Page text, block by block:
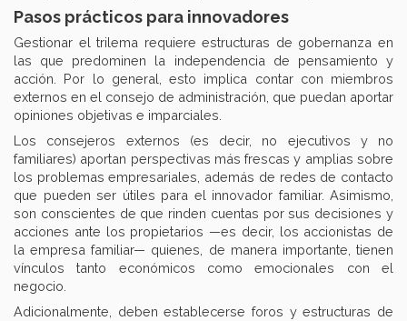
Pasos prácticos para innovadores
Gestionar el trilema requiere estructuras de gobernanza en
las que predominen la independencia de pensamiento y
acción. Por lo general, esto implica contar con miembros
externos en el consejo de administración, que puedan aportar
opiniones objetivas e imparciales.
Los consejeros externos (es decir, no ejecutivos y no
familiares) aportan perspectivas más frescas y amplias sobre
los problemas empresariales, además de redes de contacto
que pueden ser útiles para el innovador familiar. Asimismo,
son conscientes de que rinden cuentas por sus decisiones y
acciones ante los propietarios —es decir, los accionistas de
la empresa familiar— quienes, de manera importante, tienen
vínculos tanto económicos como emocionales con el
negocio.
Adicionalmente, deben establecerse foros y estructuras de